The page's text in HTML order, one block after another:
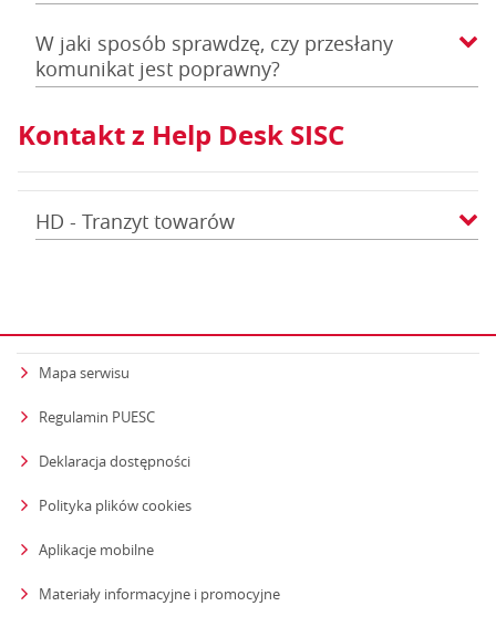
W jaki sposób sprawdzę, czy przesłany
komunikat jest poprawny?
Kontakt z Help Desk SISC
HD - Tranzyt towarów
Mapa serwisu
Regulamin PUESC
Deklaracja dostępności
Polityka plików cookies
Aplikacje mobilne
Materiały informacyjne i promocyjne